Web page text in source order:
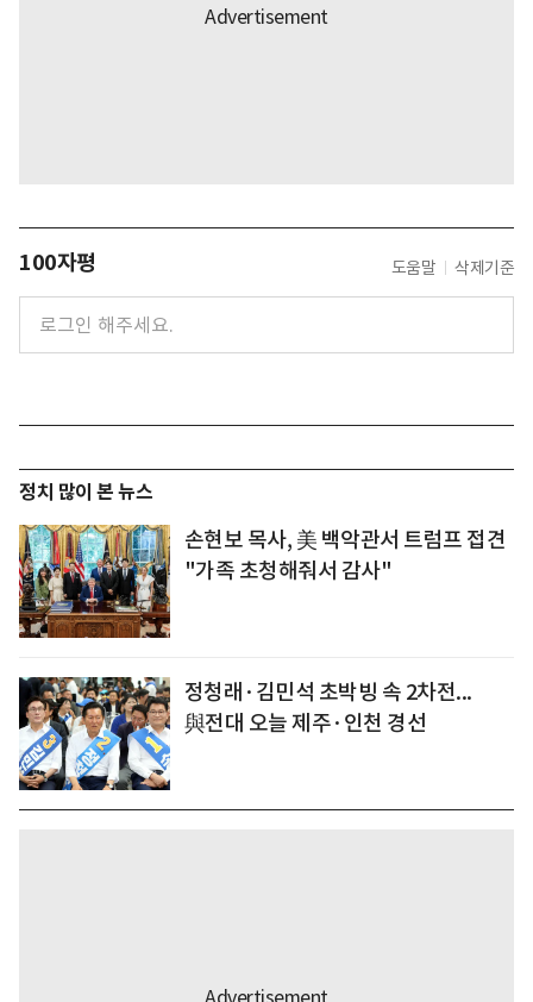
100자평 도움말 삭제기준
정치 많이 본 뉴스
손현보 목사, 美 백악관서 트럼프 접견
"가족 초청해줘서 감사"
정청래·김민석 초박빙 속 2차전...
與전대 오늘 제주·인천 경선